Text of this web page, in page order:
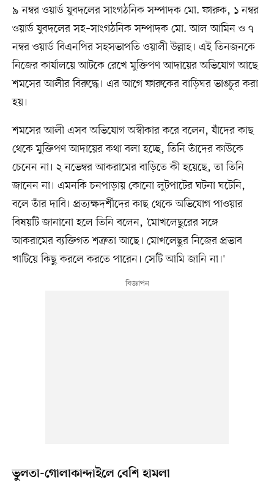
৯ নম্বর ওয়ার্ড যুবদলের সাংগঠনিক সম্পাদক মো. ফারুক, ১ নম্বর
ওয়ার্ড যুবদলের সহ–সাংগঠনিক সম্পাদক মো. আল আমিন ও ৭
নম্বর ওয়ার্ড বিএনপির সহসভাপতি ওয়ালী উল্লাহ। এই তিনজনকে
নিজের কার্যালয়ে আটকে রেখে মুক্তিপণ আদায়ের অভিযোগ আছে
শমসের আলীর বিরুদ্ধে। এর আগে ফারুকের বাড়িঘর ভাঙচুর করা
হয়।
শমসের আলী এসব অভিযোগ অস্বীকার করে বলেন, যাঁদের কাছ
থেকে মুক্তিপণ আদায়ের কথা বলা হচ্ছে, তিনি তাঁদের কাউকে
চেনেন না। ২ নভেম্বর আকরামের বাড়িতে কী হয়েছে, তা তিনি
জানেন না। এমনকি চনপাড়ায় কোনো লুটপাটের ঘটনা ঘটেনি,
বলে তাঁর দাবি। প্রত্যক্ষদর্শীদের কাছ থেকে অভিযোগ পাওয়ার
বিষয়টি জানানো হলে তিনি বলেন, ‘মোখলেছুরের সঙ্গে
আকরামের ব্যক্তিগত শত্রুতা আছে। মোখলেছুর নিজের প্রভাব
খাটিয়ে কিছু করলে করতে পারেন। সেটি আমি জানি না।'
ভুলতা-গোলাকান্দাইলে বেশি হামলা